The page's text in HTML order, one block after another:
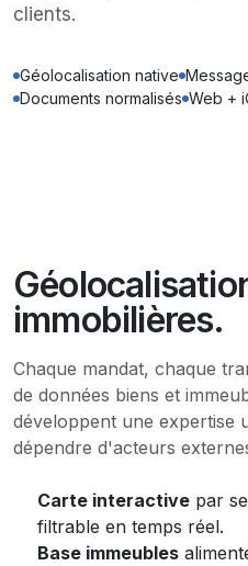
clients.
Géolocalisation native
Documents normalisés Web +
immobilières.
Chaque mandat, chaque
de données biens et
développent une expertise
dépendre d'acteurs
Carte interactive par
filtrable en temps réel.
Base immeubles